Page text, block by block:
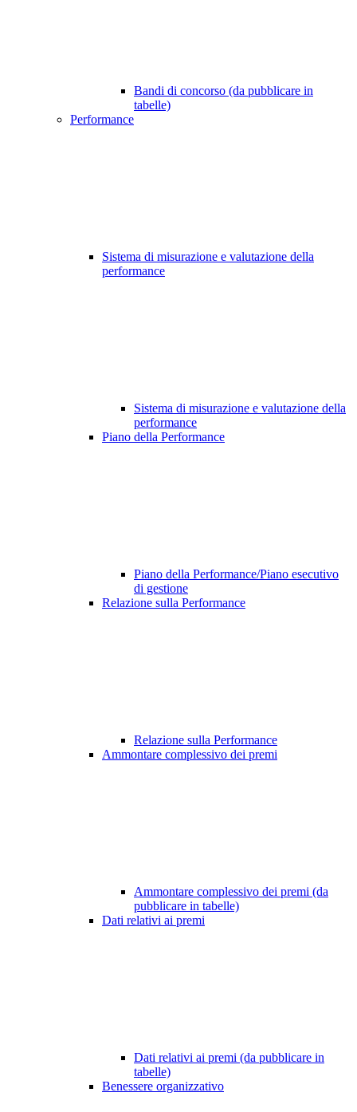
Bandi di concorso (da pubblicare in
tabelle)
Performance
Sistema di misurazione e valutazione della
performance
Sistema di misurazione e valutazione della
performance
Piano della Performance
Piano della Performance/Piano esecutivo
di gestione
Relazione sulla Performance
Relazione sulla Performance
Ammontare complessivo dei premi
Ammontare complessivo dei premi (da
pubblicare in tabelle)
Dati relativi ai premi
Dati relativi ai premi (da pubblicare in
tabelle)
Benessere organizzativo